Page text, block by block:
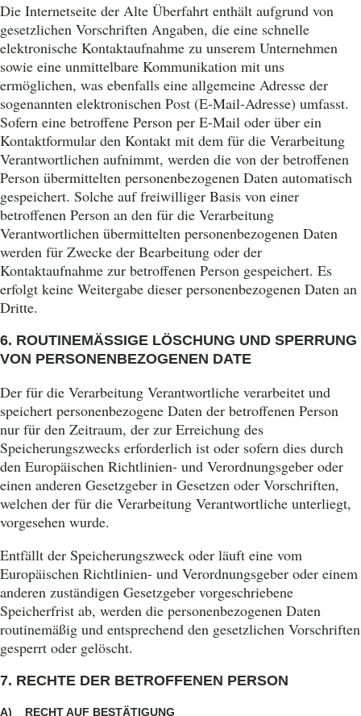
GARTEN
KÜCHE
DIE GASTGEBER
EINBLICKE
RESERVIEREN
ÖFFNUNGSZEITEN
Die Internetseite der Alte Überfahrt enthält aufgrund von
gesetzlichen Vorschriften Angaben, die eine schnelle
elektronische Kontaktaufnahme zu unserem Unternehmen
sowie eine unmittelbare Kommunikation mit uns
ermöglichen, was ebenfalls eine allgemeine Adresse der
sogenannten elektronischen Post (E-Mail-Adresse) umfasst.
Sofern eine betroffene Person per E-Mail oder über ein
Kontaktformular den Kontakt mit dem für die Verarbeitung
Verantwortlichen aufnimmt, werden die von der betroffenen
Person übermittelten personenbezogenen Daten automatisch
gespeichert. Solche auf freiwilliger Basis von einer
betroffenen Person an den für die Verarbeitung
Verantwortlichen übermittelten personenbezogenen Daten
werden für Zwecke der Bearbeitung oder der
Kontaktaufnahme zur betroffenen Person gespeichert. Es
erfolgt keine Weitergabe dieser personenbezogenen Daten an
Dritte.
6. ROUTINEMÄSSIGE LÖSCHUNG UND SPERRUNG
VON PERSONENBEZOGENEN DATE
Der für die Verarbeitung Verantwortliche verarbeitet und
speichert personenbezogene Daten der betroffenen Person
nur für den Zeitraum, der zur Erreichung des
Speicherungszwecks erforderlich ist oder sofern dies durch
den Europäischen Richtlinien- und Verordnungsgeber oder
einen anderen Gesetzgeber in Gesetzen oder Vorschriften,
welchen der für die Verarbeitung Verantwortliche unterliegt,
vorgesehen wurde.
Entfällt der Speicherungszweck oder läuft eine vom
Europäischen Richtlinien- und Verordnungsgeber oder einem
anderen zuständigen Gesetzgeber vorgeschriebene
Speicherfrist ab, werden die personenbezogenen Daten
routinemäßig und entsprechend den gesetzlichen Vorschriften
gesperrt oder gelöscht.
7. RECHTE DER BETROFFENEN PERSON
A) RECHT AUF BESTÄTIGUNG